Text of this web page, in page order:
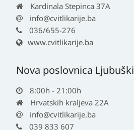
Kardinala Stepinca 37A
info@cvitlikarije.ba
036/655-276
www.cvitlikarije.ba
Nova poslovnica Ljubuški
8:00h - 21:00h
Hrvatskih kraljeva 22A
info@cvitlikarije.ba
039 833 607